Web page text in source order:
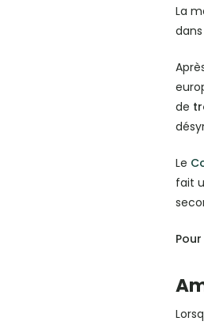
La
de
Le
fait